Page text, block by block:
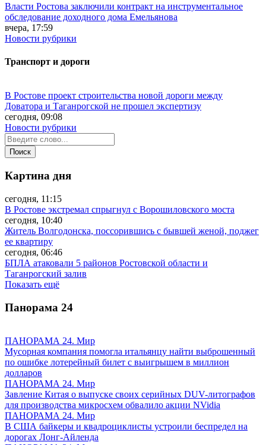
Власти Ростова заключили контракт на инструментальное
обследование доходного дома Емельянова
вчера, 17:59
Новости рубрики
Транспорт и дороги
В Ростове проект строительства новой дороги между
Доватора и Таганрогской не прошел экспертизу
сегодня, 09:08
Новости рубрики
Картина дня
сегодня, 11:15
В Ростове экстремал спрыгнул с Ворошиловского моста
сегодня, 10:40
Житель Волгодонска, поссорившись с бывшей женой, поджег
ее квартиру
сегодня, 06:46
БПЛА атаковали 5 районов Ростовской области и
Таганрогский залив
Показать ещё
Панорама 24
ПАНОРАМА 24. Мир
Мусорная компания помогла итальянцу найти выброшенный
по ошибке лотерейный билет с выигрышем в миллион
долларов
ПАНОРАМА 24. Мир
Завление Китая о выпуске своих серийных DUV-литографов
для производства микросхем обвалило акции NVidia
ПАНОРАМА 24. Мир
В США байкеры и квадроциклисты устроили беспредел на
дорогах Лонг-Айленда